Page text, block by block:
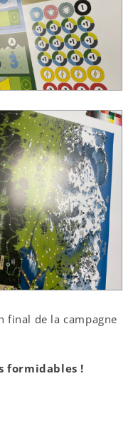
final de la campagne
formidables !